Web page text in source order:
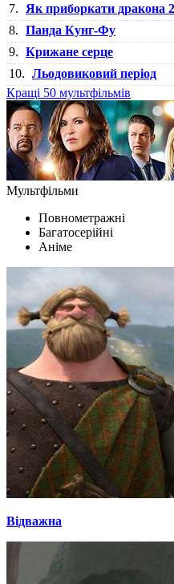
7.
Як приборкати дракона 2
8. Панда Кунг-Фу
9. Крижане серце
10. Льодовиковий період
Кращі 50 мультфільмів
Мультфільми
Повнометражні
Багатосерійні
Аніме
Відважна